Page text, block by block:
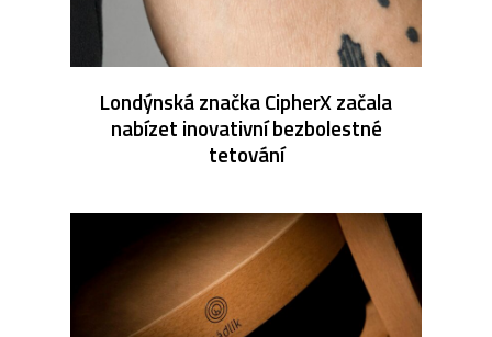
Londýnská značka CipherX začala
nabízet inovativní bezbolestné
tetování